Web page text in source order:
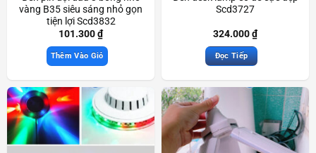
vàng B35 siêu sáng nhỏ gọn
tiện lợi Scd3832
101.300₫
Thêm Vào Giỏ
Scd3727
324.000₫
Đọc Tiếp